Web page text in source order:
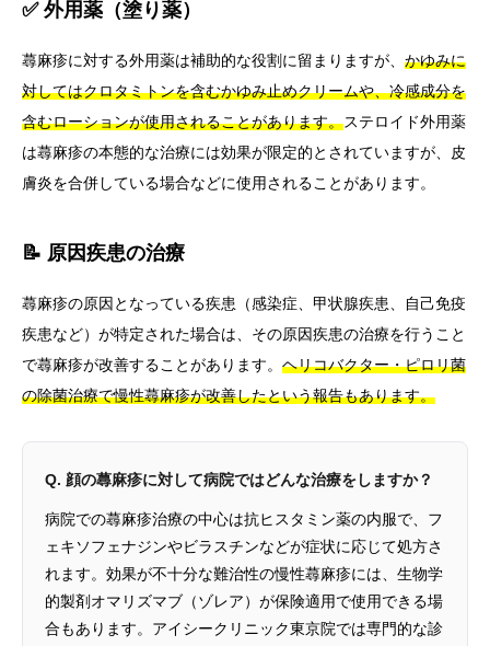
✅ 外用薬（塗り薬）
蕁麻疹に対する外用薬は補助的な役割に留まりますが、 かゆみに
対してはクロタミトンを含むかゆみ止めクリームや、冷感成分を
含むローションが使用されることがあります。ステロイド外用薬
は蕁麻疹の本態的な治療には効果が限定的とされていますが、皮
膚炎を合併している場合などに使用されることがあります。
📝 原因疾患の治療
蕁麻疹の原因となっている疾患（感染症、甲状腺疾患、自己免疫
疾患など）が特定された場合は、その原因疾患の治療を行うこと
で蕁麻疹が改善することがあります。 ヘリコバクター・ピロリ菌
の除菌治療で慢性蕁麻疹が改善したという報告もあります。
Q. 顔の蕁麻疹に対して病院ではどんな治療をしますか？
病院での蕁麻疹治療の中心は抗ヒスタミン薬の内服で、フ
ェキソフェナジンやビラスチンなどが症状に応じて処方さ
れます。効果が不十分な難治性の慢性蕁麻疹には、生物学
的製剤オマリズマブ（ゾレア）が保険適用で使用できる場
合もあります。アイシークリニック東京院では専門的な診